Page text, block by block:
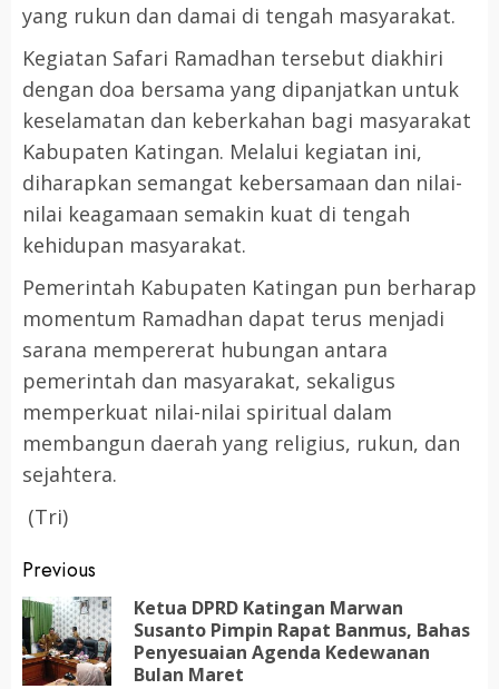
yang rukun dan damai di tengah masyarakat.
Kegiatan Safari Ramadhan tersebut diakhiri
dengan doa bersama yang dipanjatkan untuk
keselamatan dan keberkahan bagi masyarakat
Kabupaten Katingan. Melalui kegiatan ini,
diharapkan semangat kebersamaan dan nilai-
nilai keagamaan semakin kuat di tengah
kehidupan masyarakat.
Pemerintah Kabupaten Katingan pun berharap
momentum Ramadhan dapat terus menjadi
sarana mempererat hubungan antara
pemerintah dan masyarakat, sekaligus
memperkuat nilai-nilai spiritual dalam
membangun daerah yang religius, rukun, dan
sejahtera.
(Tri)
Post
navigation
Previous
Ketua DPRD Katingan Marwan
Susanto Pimpin Rapat Banmus, Bahas
Penyesuaian Agenda Kedewanan
Bulan Maret